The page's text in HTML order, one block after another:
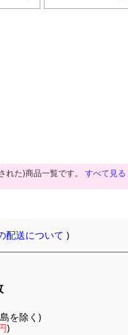
れた)商品一覧です。 すべて見る
配送について )
を除く)
)